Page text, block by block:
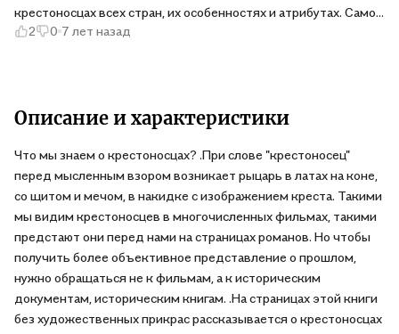
крестоносцах всех стран, их особенностях и атрибутах. Самое
главное открытие это то, что крестоносцы, оказывается,
и знамена. Так же есть художественные рассказы автора,
подведены итоги крестовых походов. Стоит отметить, что
походы привели к обмену информацией между Европой и
Востоком. Европейцы узнали о существовании риса,
чернослива, изюма и тростникового сахара, а так же с
арабской и греческой наукой. Приятное пополнение
коллекции.
2 0 7 лет назад
Описание и характеристики
Что мы знаем о крестоносцах? .При слове "крестоносец"
перед мысленным взором возникает рыцарь в латах на коне,
со щитом и мечом, в накидке с изображением креста. Такими
мы видим крестоносцев в многочисленных фильмах, такими
предстают они перед нами на страницах романов. Но чтобы
получить более объективное представление о прошлом,
нужно обращаться не к фильмам, а к историческим
документам, историческим книгам. .На страницах этой книги
без художественных прикрас рассказывается о крестоносцах